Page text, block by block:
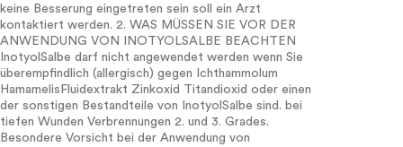
keine Besserung eingetreten sein soll ein Arzt
kontaktiert werden. 2. WAS MÜSSEN SIE VOR DER
ANWENDUNG VON INOTYOLSALBE BEACHTEN
InotyolSalbe darf nicht angewendet werden wenn Sie
überempfindlich (allergisch) gegen Ichthammolum
HamamelisFluidextrakt Zinkoxid Titandioxid oder einen
der sonstigen Bestandteile von InotyolSalbe sind. bei
tiefen Wunden Verbrennungen 2. und 3. Grades.
Besondere Vorsicht bei der Anwendung von